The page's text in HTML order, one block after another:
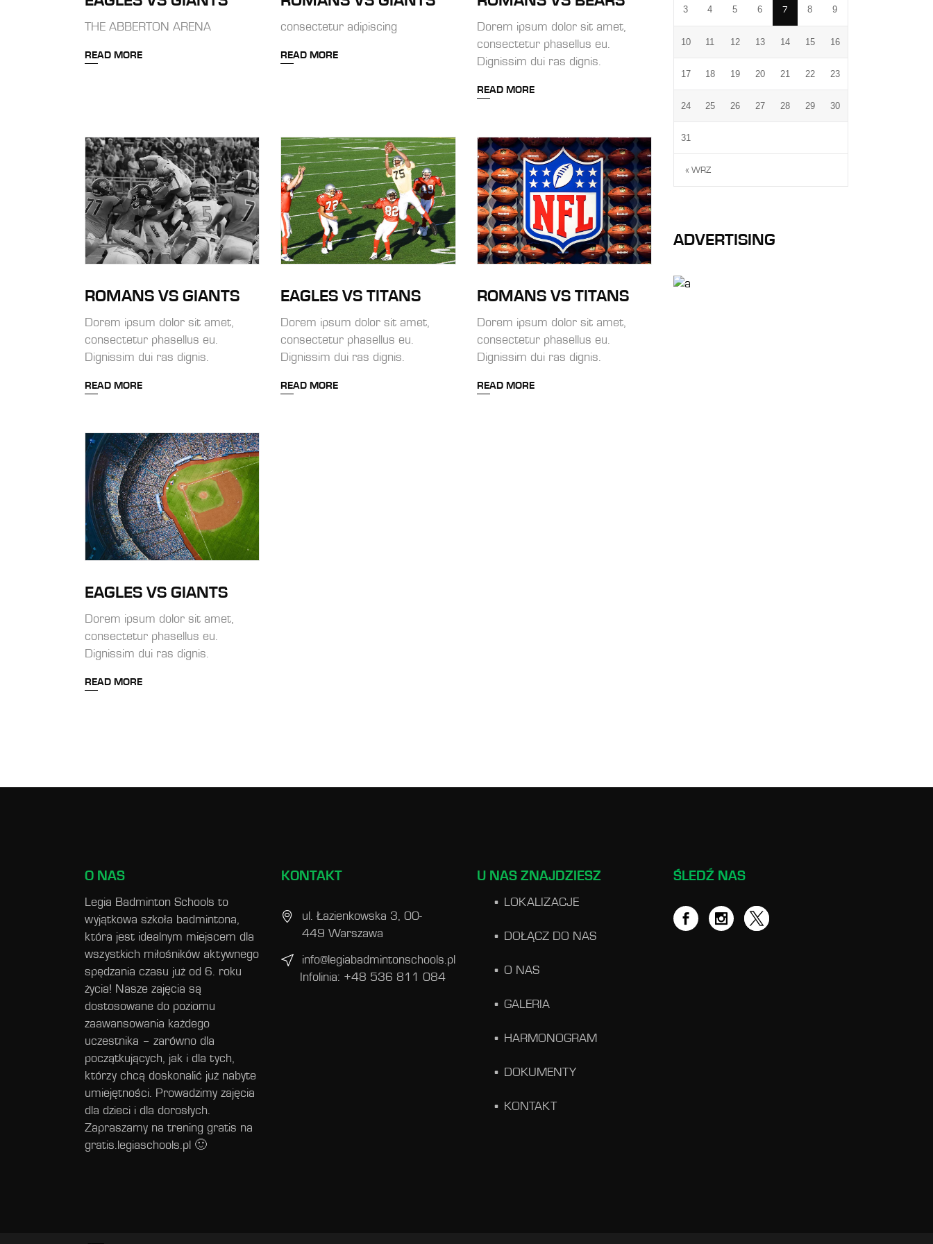
THE ABBERTON ARENA
READ MORE
consectetur adipiscing
READ MORE
Dorem ipsum dolor sit amet,
consectetur phasellus eu.
Dignissim dui ras dignis.
READ MORE
ROMANS VS GIANTS
Dorem ipsum dolor sit amet,
consectetur phasellus eu.
Dignissim dui ras dignis.
READ MORE
EAGLES VS TITANS
Dorem ipsum dolor sit amet,
consectetur phasellus eu.
Dignissim dui ras dignis.
READ MORE
ROMANS VS TITANS
Dorem ipsum dolor sit amet,
consectetur phasellus eu.
Dignissim dui ras dignis.
READ MORE
EAGLES VS GIANTS
Dorem ipsum dolor sit amet,
consectetur phasellus eu.
Dignissim dui ras dignis.
READ MORE
« WRZ
3 4 5 6 7 8 9
10 11 12 13 14 15 16
17 18 19 20 21 22 23
24 25 26 27 28 29 30
31
ADVERTISING
O NAS
Legia Badminton Schools to
wyjątkowa szkoła badmintona,
która jest idealnym miejscem dla
wszystkich miłośników aktywnego
spędzania czasu już od 6. roku
życia! Nasze zajęcia są
dostosowane do poziomu
zaawansowania każdego
uczestnika – zarówno dla
początkujących, jak i dla tych,
którzy chcą doskonalić już nabyte
umiejętności. Prowadzimy zajęcia
dla dzieci i dla dorosłych.
Zapraszamy na trening gratis na
gratis.legiaschools.pl 🙂
KONTAKT
ul. Łazienkowska 3, 00-
449 Warszawa
info@legiabadmintonschools.pl
Infolinia: +48 536 811 084
U NAS ZNAJDZIESZ
LOKALIZACJE
DOŁĄCZ DO NAS
O NAS
GALERIA
HARMONOGRAM
DOKUMENTY
KONTAKT
ŚLEDŹ NAS